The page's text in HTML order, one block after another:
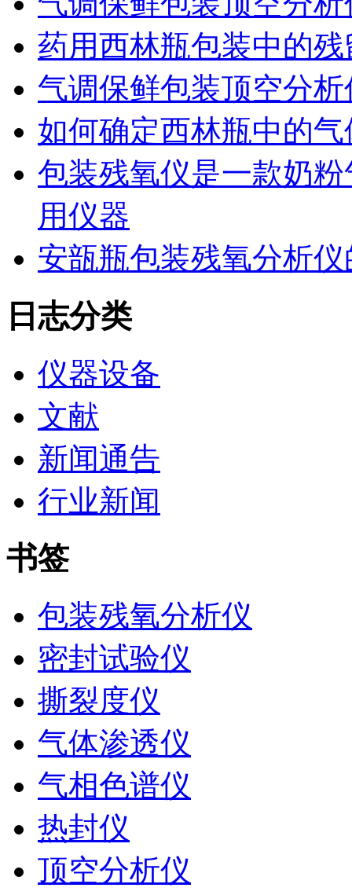
药用西林瓶包装中的
气调保鲜包装顶空分
如何确定西林瓶中的
包装残氧仪是一款奶
用仪器
安瓿瓶包装残氧分析
日志分类
仪器设备
文献
新闻通告
行业新闻
书签
包装残氧分析仪
密封试验仪
撕裂度仪
气体渗透仪
气相色谱仪
热封仪
顶空分析仪